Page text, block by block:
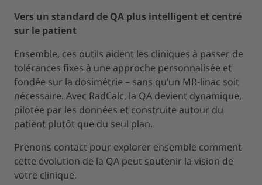
Vers un standard de QA plus intelligent et centré
sur le patient
Ensemble, ces outils aident les cliniques à passer de
tolérances fixes à une approche personnalisée et
fondée sur la dosimétrie – sans qu’un MR-linac soit
nécessaire. Avec RadCalc, la QA devient dynamique,
pilotée par les données et construite autour du
patient plutôt que du seul plan.
Prenons contact pour explorer ensemble comment
cette évolution de la QA peut soutenir la vision de
votre clinique.